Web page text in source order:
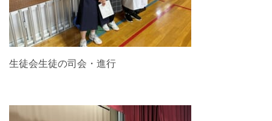
生徒会生徒の司会・進行